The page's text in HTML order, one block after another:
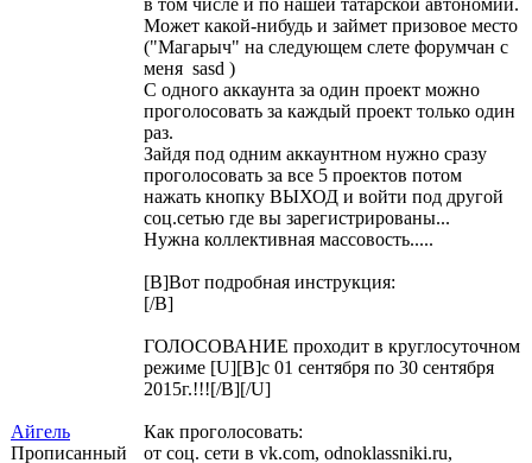
Айгель
Прописанный
Может какой-нибудь и займет призовое место
("Магарыч" на следующем слете форумчан с
меня sasd )
С одного аккаунта за один проект можно
проголосовать за каждый проект только один
раз.
Зайдя под одним аккаунтном нужно сразу
проголосовать за все 5 проектов потом
нажать кнопку ВЫХОД и войти под другой
соц.сетью где вы зарегистрированы...
Нужна коллективная массовость.....
[B]Вот подробная инструкция:
[/B]
ГОЛОСОВАНИЕ проходит в круглосуточном
режиме [U][B]с 01 сентября по 30 сентября
2015г.!!![/B][/U]
Как проголосовать:
от соц. сети в vk.com, odnoklassniki.ru,